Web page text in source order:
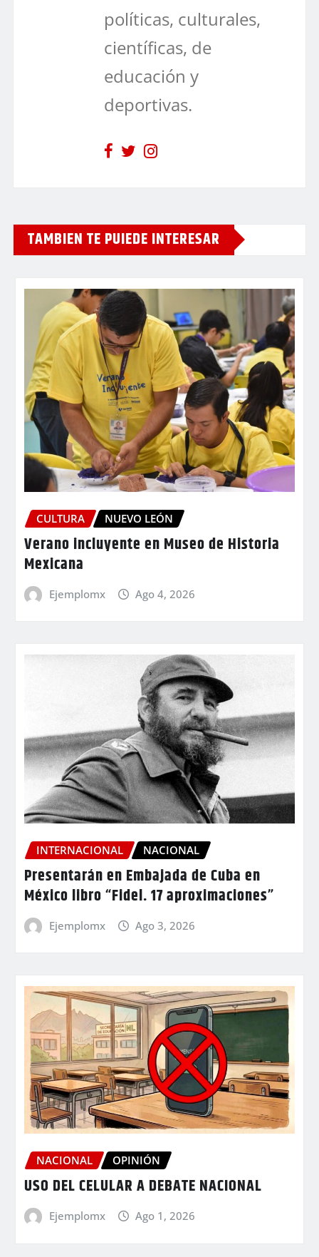
políticas, culturales,
científicas, de
educación y
deportivas.
TAMBIEN TE PUIEDE INTERESAR
CULTURA NUEVO LEÓN
Verano incluyente en Museo de Historia
Mexicana
Ejemplomx Ago 4, 2026
INTERNACIONAL NACIONAL
Presentarán en Embajada de Cuba en
México libro “Fidel. 17 aproximaciones”
Ejemplomx Ago 3, 2026
NACIONAL OPINIÓN
USO DEL CELULAR A DEBATE NACIONAL
Ejemplomx Ago 1, 2026